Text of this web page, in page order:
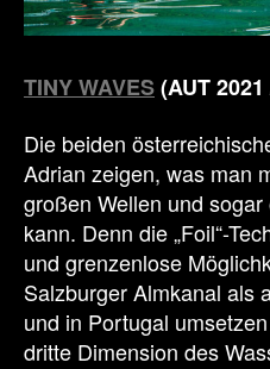
TINY WAVES(AUT 2021
Die beiden
Adrian zeigen, was man
großen Wellen und
kann. Denn die „Foil“-
und grenzenlose
Salzburger Almkanal als
und in Portugal
dritte Dimension des